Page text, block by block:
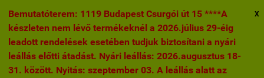
Bemutatóterem: 1119 Budapest Csurgói út 15 ****A
készleten nem lévő termékeknél a 2026.július 29-éig
leadott rendelések esetében tudjuk biztosítani a nyári
leállás előtti átadást. Nyári leállás: 2026.augusztus 18-
31. között. Nyitás: szeptember 03. A leállás alatt az
X